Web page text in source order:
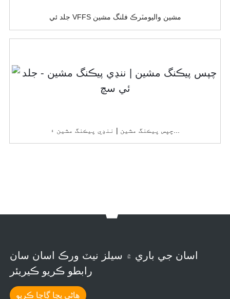
جلد ئي VFFS مشين واليومٽرڪ فلنگ مشين
چپس پيڪنگ مشين | ننڍي پيڪنگ مشين ۽...
اسان جي باري ۾ سيلز نيٽ ورڪ اسان سان
رابطو ڪريو ڪيريئر
هاڻي پڇا ڳاڇا ڪريو